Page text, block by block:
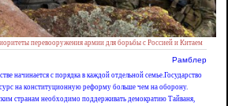
перевооружения армии для борьбы с Россией и Китаем
Рамблер
начинается с порядка в каждой отдельной семье.Государство
на конституционную реформу больше чем на оборону.
странам необходимо поддерживать демократию Тайваня,